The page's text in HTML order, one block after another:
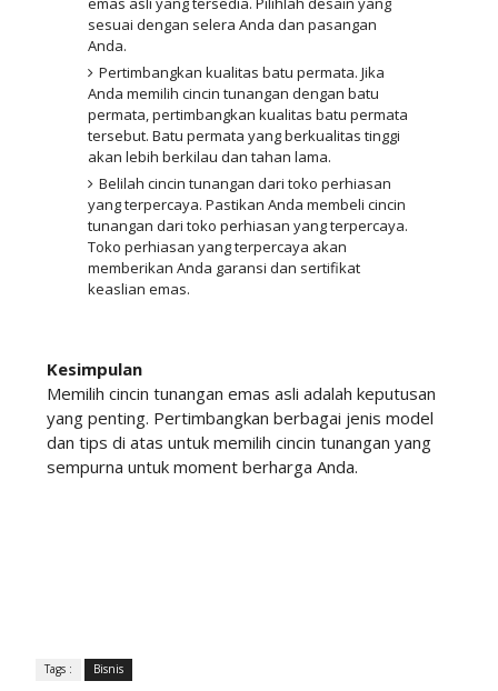
sesuai dengan selera Anda dan pasangan
Anda.
Pertimbangkan kualitas batu permata. Jika
Anda memilih cincin tunangan dengan batu
permata, pertimbangkan kualitas batu permata
tersebut. Batu permata yang berkualitas tinggi
akan lebih berkilau dan tahan lama.
Belilah cincin tunangan dari toko perhiasan
yang terpercaya. Pastikan Anda membeli cincin
tunangan dari toko perhiasan yang terpercaya.
Toko perhiasan yang terpercaya akan
memberikan Anda garansi dan sertifikat
keaslian emas.
Kesimpulan
Memilih cincin tunangan emas asli adalah keputusan
yang penting. Pertimbangkan berbagai jenis model
dan tips di atas untuk memilih cincin tunangan yang
sempurna untuk moment berharga Anda.
Tags : Bisnis